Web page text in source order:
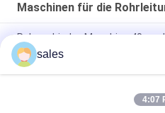
Maschinen für die
Rohrverbinder-Maschine 40mm
3500x1300x1300mm
CE Flexible Duct Connector
sales
4:07